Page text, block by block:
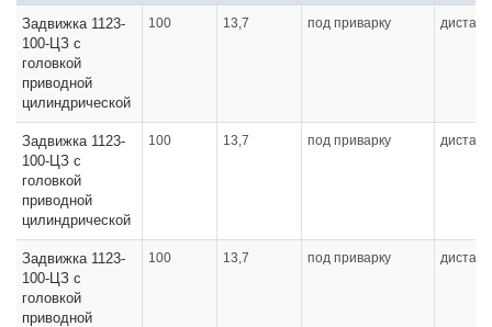
Задвижка 1123-
100-ЦЗ с
головкой
приводной
цилиндрической
100 13,7 под приварку
Задвижка 1123-
100-ЦЗ с
головкой
приводной
цилиндрической
100 13,7 под приварку
Задвижка 1123-
100-ЦЗ с
головкой
приводной
100 13,7 под приварку